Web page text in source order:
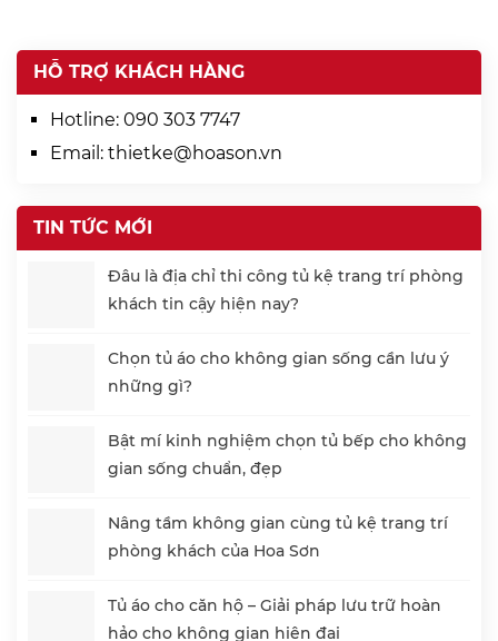
HỖ TRỢ KHÁCH HÀNG
Hotline: 090 303 7747
Email: thietke@hoason.vn
TIN TỨC MỚI
Đâu là địa chỉ thi công tủ kệ trang trí phòng
khách tin cậy hiện nay?
Chọn tủ áo cho không gian sống cần lưu ý
những gì?
Bật mí kinh nghiệm chọn tủ bếp cho không
gian sống chuẩn, đẹp
Nâng tầm không gian cùng tủ kệ trang trí
phòng khách của Hoa Sơn
Tủ áo cho căn hộ – Giải pháp lưu trữ hoàn
hảo cho không gian hiện đại